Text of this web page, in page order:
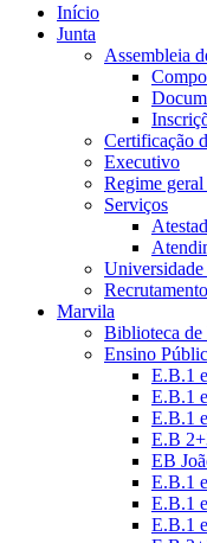
Início
Junta
Assembleia
Certificação
Executivo
Regime
Serviços
Recrutamento
Marvila
Biblioteca
Ensino
E.B.1
E.B.1
E.B.1
E.B
EB
E.B.1
E.B.1
E.B.1